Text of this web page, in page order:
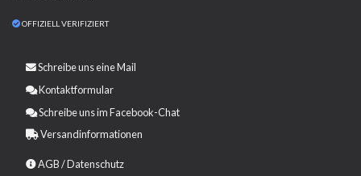
OFFIZIELL VERIFIZIERT
Schreibe uns eineMail
Kontaktformular
Schreibe uns im Facebook-Chat
Versandinformationen
AGB/Datenschutz